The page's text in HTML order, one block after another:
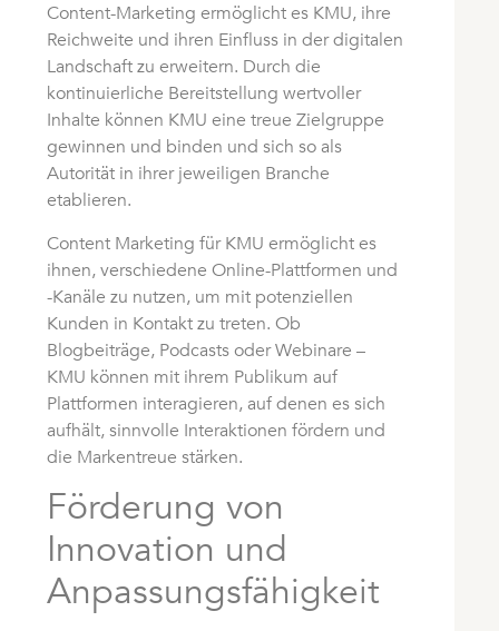
Content-Marketing ermöglicht es KMU, ihre
Reichweite und ihren Einfluss in der digitalen
Landschaft zu erweitern. Durch die
kontinuierliche Bereitstellung wertvoller
Inhalte können KMU eine treue Zielgruppe
gewinnen und binden und sich so als
Autorität in ihrer jeweiligen Branche
etablieren.
Content Marketing für KMU ermöglicht es
ihnen, verschiedene Online-Plattformen und
-Kanäle zu nutzen, um mit potenziellen
Kunden in Kontakt zu treten. Ob
Blogbeiträge, Podcasts oder Webinare –
KMU können mit ihrem Publikum auf
Plattformen interagieren, auf denen es sich
aufhält, sinnvolle Interaktionen fördern und
die Markentreue stärken.
Förderung von
Innovation und
Anpassungsfähigkeit